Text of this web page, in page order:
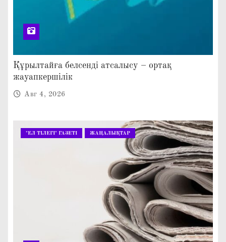
Құрылтайға белсенді атсалысу – ортақ
жауапкершілік
Авг 4, 2026
"ЕЛ ТІЛЕГІ" ГАЗЕТІ ЖАҢАЛЫҚТАР